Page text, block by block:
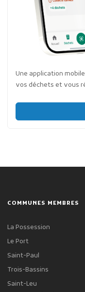
Une application
vos déchets et vous
COMMUNES MEMBRES
La Possession
Le Port
Saint-Paul
Trois-Bassins
Saint-Leu